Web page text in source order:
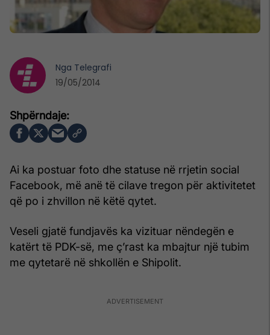
Ai ka postuar foto dhe statuse në rrjetin social
Facebook, më anë të cilave tregon për aktivitetet
që po i zhvillon në këtë qytet.
Veseli gjatë fundjavës ka vizituar nëndegën e
katërt të PDK-së, me ç’rast ka mbajtur një tubim
me qytetarë në shkollën e Shipolit.
Nga Telegrafi
19/05/2014